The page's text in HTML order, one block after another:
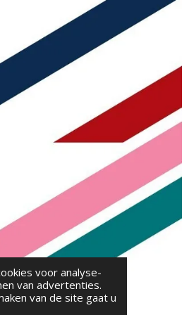
voor analyse-
van advertenties.
van de site gaat u